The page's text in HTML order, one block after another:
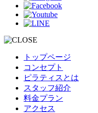
トップページ
コンセプト
ピラティスとは
スタッフ紹介
料金プラン
アクセス